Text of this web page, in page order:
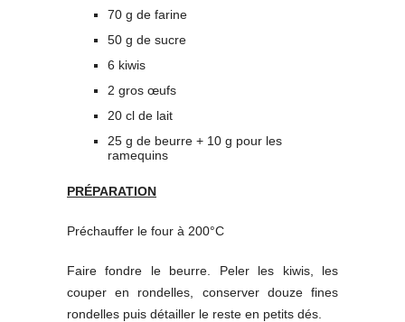
70 g de farine
50 g de sucre
6 kiwis
2 gros œufs
20 cl de lait
25 g de beurre + 10 g pour les
ramequins
PRÉPARATION
Préchauffer le four à 200°C
Faire fondre le beurre. Peler les kiwis, les
couper en rondelles, conserver douze fines
rondelles puis détailler le reste en petits dés.